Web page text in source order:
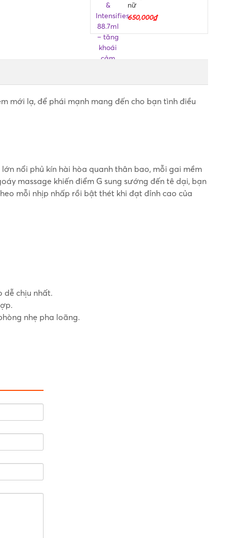
nữ
650,000₫
mới lạ, để phái mạnh mang đến cho bạn tình điều
nổi phủ kín hài hòa quanh thân bao, mỗi gai mềm
massage khiến điểm G sung sướng đến tê dại, bạn
mỗi nhịp nhấp rồi bật thét khi đạt đỉnh cao của
dễ chịu nhất.
nhẹ pha loãng.